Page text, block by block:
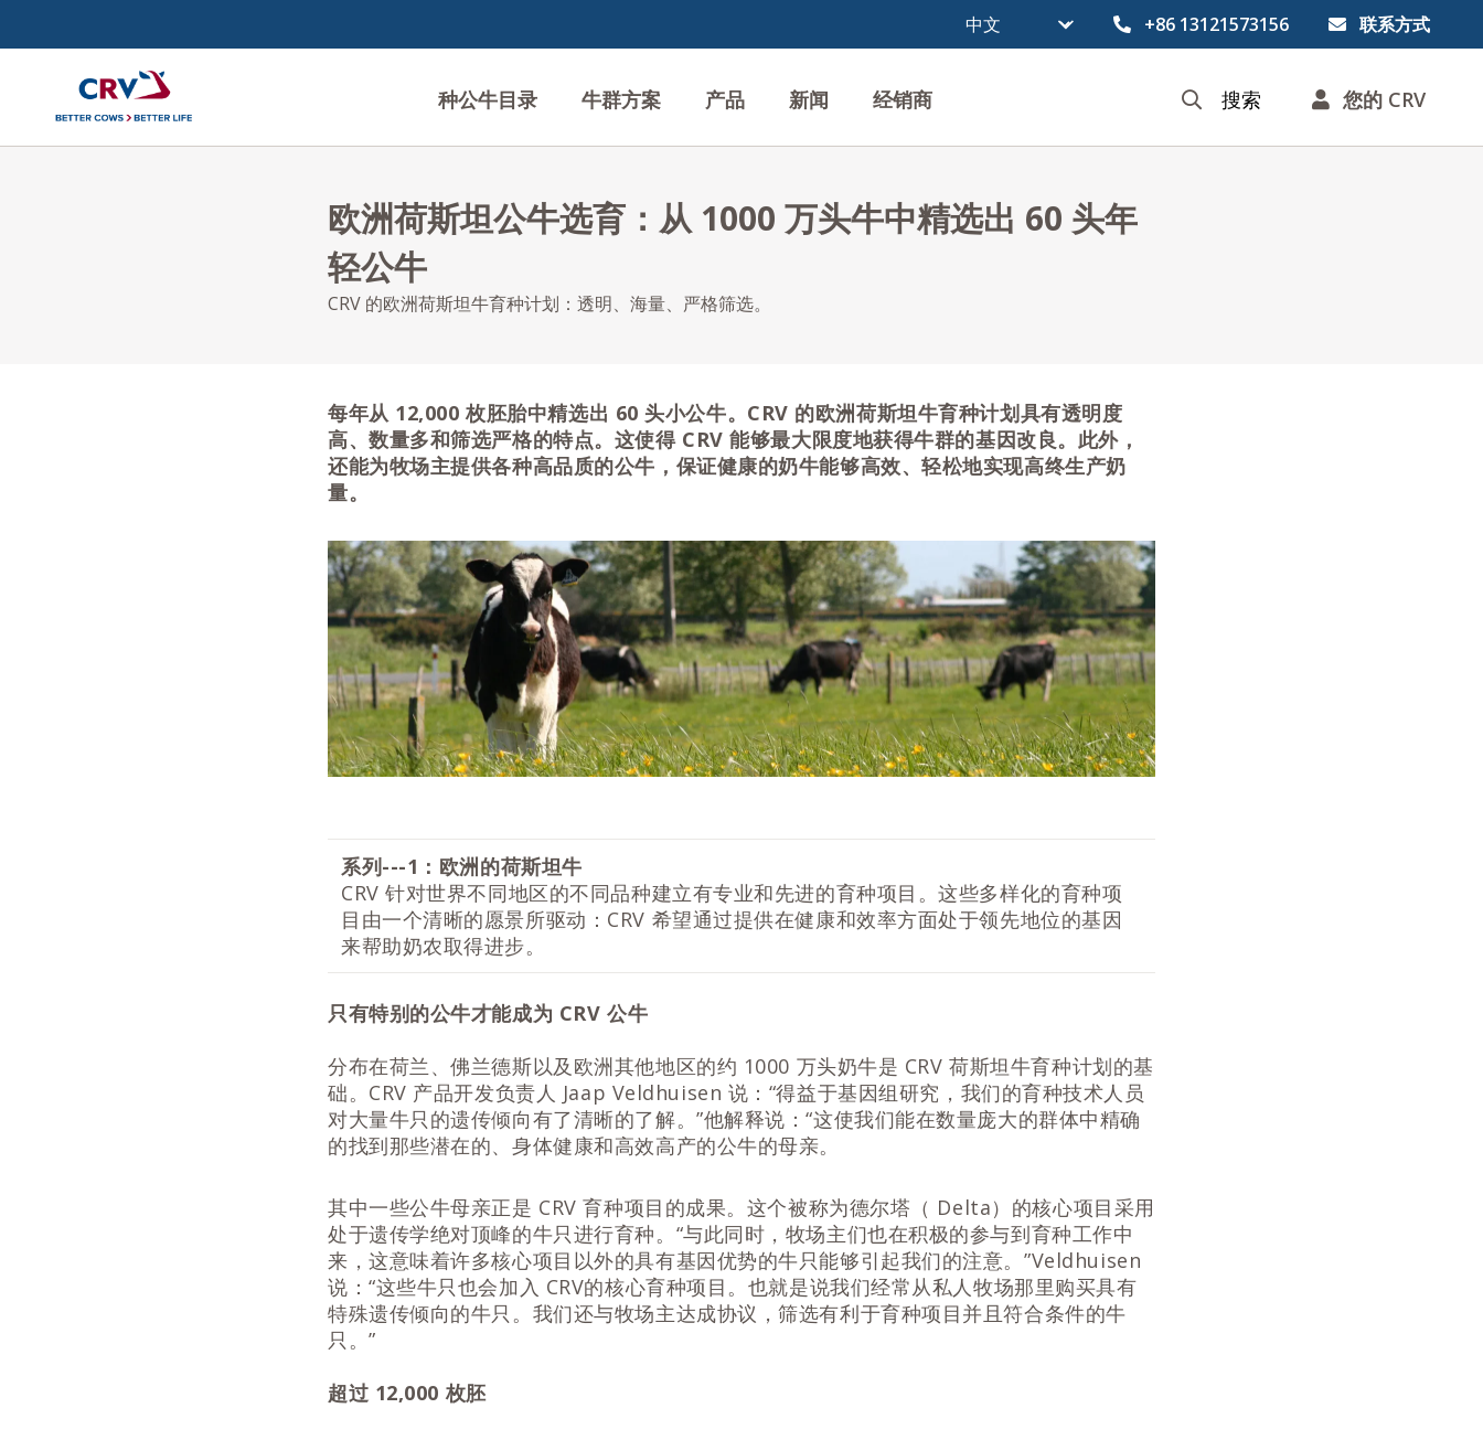
+86 13121573156 联系方式
种公牛目录 牛群方案 产品 新闻 经销商 搜索 您的 CRV
欧洲荷斯坦公牛选育：从 1000 万头牛中精选出 60 头年
轻公牛
CRV 的欧洲荷斯坦牛育种计划：透明、海量、严格筛选。
每年从 12,000 枚胚胎中精选出 60 头小公牛。CRV 的欧洲荷斯坦牛育种计划具有透明度
高、数量多和筛选严格的特点。这使得 CRV 能够最大限度地获得牛群的基因改良。此外，
还能为牧场主提供各种高品质的公牛，保证健康的奶牛能够高效、轻松地实现高终生产奶
量。
系列 ---1 ：欧洲的荷斯坦牛
CRV 针对世界不同地区的不同品种建立有专业和先进的育种项目。这些多样化的育种项
目由一个清晰的愿景所驱动：CRV 希望通过提供在健康和效率方面处于领先地位的基因
来帮助奶农取得进步。
只有特别的公牛才能成为 CRV 公牛
分布在荷兰、佛兰德斯以及欧洲其他地区的约 1000 万头奶牛是 CRV 荷斯坦牛育种计划的基
础。CRV 产品开发负责人 Jaap Veldhuisen 说：“得益于基因组研究，我们的育种技术人员
对大量牛只的遗传倾向有了清晰的了解。”他解释说：“这使我们能在数量庞大的群体中精确
的找到那些潜在的、身体健康和高效高产的公牛的母亲。
其中一些公牛母亲正是 CRV 育种项目的成果。这个被称为德尔塔（ Delta）的核心项目采用
处于遗传学绝对顶峰的牛只进行育种。“与此同时，牧场主们也在积极的参与到育种工作中
来，这意味着许多核心项目以外的具有基因优势的牛只能够引起我们的注意。”Veldhuisen
说：“这些牛只也会加入 CRV的核心育种项目。也就是说我们经常从私人牧场那里购买具有
特殊遗传倾向的牛只。我们还与牧场主达成协议，筛选有利于育种项目并且符合条件的牛
只。”
超过 12,000 枚胚